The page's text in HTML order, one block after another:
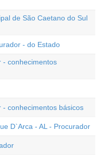
de São Caetano do Sul
- do Estado
- conhecimentos
- conhecimentos básicos
D`Arca - AL - Procurador